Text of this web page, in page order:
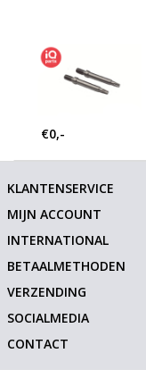
€0,-
KLANTENSERVICE
MIJN ACCOUNT
INTERNATIONAL
BETAALMETHODEN
VERZENDING
SOCIALMEDIA
CONTACT